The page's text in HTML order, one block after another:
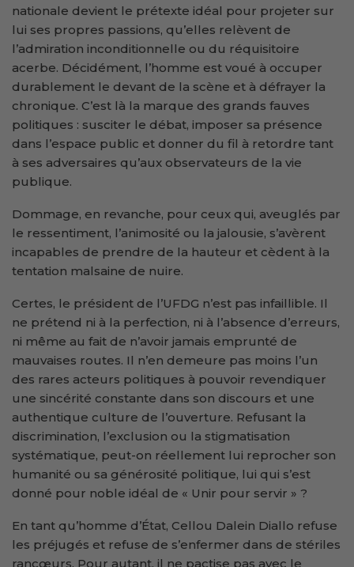
nationale devient le prétexte idéal pour projeter sur
lui ses propres passions, qu’elles relèvent de
l’admiration inconditionnelle ou du réquisitoire
acerbe. Décidément, l’homme est voué à occuper
durablement le devant de la scène et à défrayer la
chronique. C’est là la marque des grands fauves
politiques : susciter le débat, imposer sa présence
dans l’espace public et donner du fil à retordre tant
à ses adversaires qu’aux observateurs de la vie
publique.
Dommage, en revanche, pour ceux qui, aveuglés par
le ressentiment, l’animosité ou la jalousie, s’avèrent
incapables de prendre de la hauteur et cèdent à la
tentation malsaine de nuire.
Certes, le président de l’UFDG n’est pas infaillible. Il
ne prétend ni à la perfection, ni à l’absence d’erreurs,
ni même au fait de n’avoir jamais emprunté de
mauvaises routes. Il n’en demeure pas moins l’un
des rares acteurs politiques à pouvoir revendiquer
une sincérité constante dans son discours et une
authentique culture de l’ouverture. Refusant la
discrimination, l’exclusion ou la stigmatisation
systématique, peut-on réellement lui reprocher son
humanité ou sa générosité politique, lui qui s’est
donné pour noble idéal de « Unir pour servir » ?
En tant qu’homme d’État, Cellou Dalein Diallo refuse
les préjugés et refuse de s’enfermer dans de stériles
rancœurs. Pour autant, il ne pactise pas avec le